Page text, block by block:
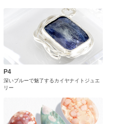
P4
深いブルーで魅了するカイヤナイトジュエ
リー